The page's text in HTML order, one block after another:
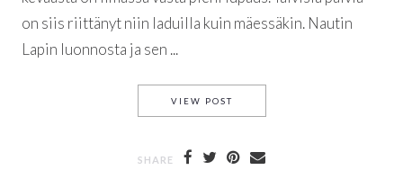
on siis riittänyt niin laduilla kuin mäessäkin. Nautin
Lapin luonnosta ja sen ...
VIEW POSTPOHJOISEN VÄRIT
SHARE